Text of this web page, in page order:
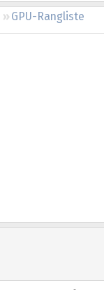
GPU-Rangliste